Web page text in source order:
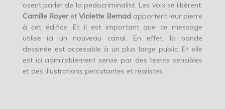
osent parler de la pedocriminalité. Les voix se libèrent.
Camille RoyeretViolette Bernadapportent leur pierre
à cet édifice. Et il est important que ce message
utilise ici un nouveau canal. En effet, la bande
dessinée est accessible à un plus large public. Et elle
est ici admirablement servie par des textes sensibles
et des illustrations percutantes et réalistes.